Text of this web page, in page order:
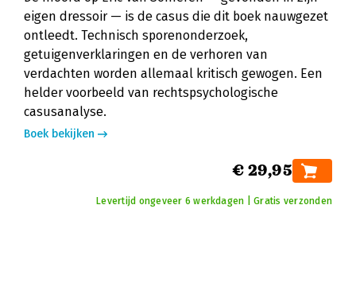
eigen dressoir — is de casus die dit boek nauwgezet
ontleedt. Technisch sporenonderzoek,
getuigenverklaringen en de verhoren van
verdachten worden allemaal kritisch gewogen. Een
helder voorbeeld van rechtspsychologische
casusanalyse.
Boek bekijken
€ 29,95
Levertijd ongeveer 6 werkdagen | Gratis verzonden